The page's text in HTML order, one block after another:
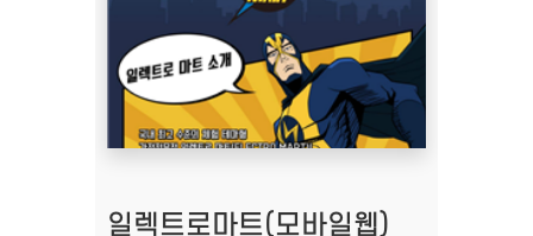
일렉트로마트(모바일웹)